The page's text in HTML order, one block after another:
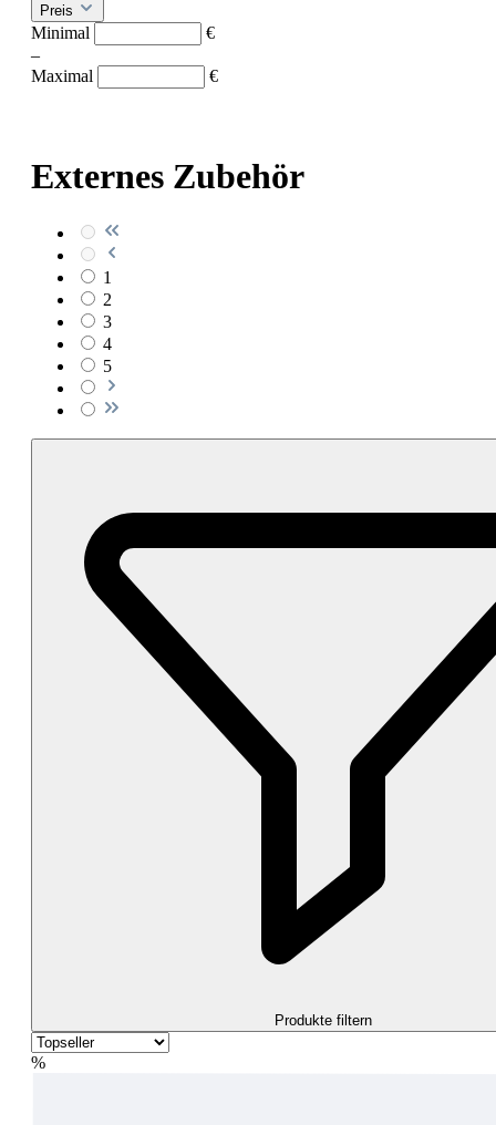
Preis
Minimal
€
–
Maximal
€
Externes Zubehör
1
2
3
4
5
Produkte filtern
%